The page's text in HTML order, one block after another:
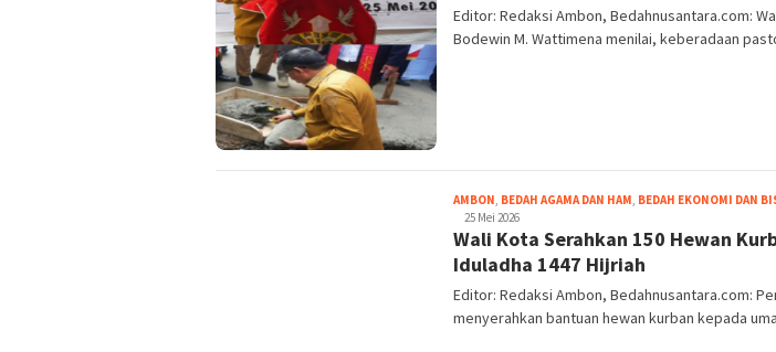
Editor: Redaksi Ambon, Bedahnusantara.com:
Bodewin M. Wattimena menilai, keberadaan
AMBON, BEDAH AGAMA DAN HAM, BEDAH EKONOMI DAN
25 Mei 2026
Wali Kota Serahkan 150 Hewan
Iduladha 1447 Hijriah
Editor: Redaksi Ambon, Bedahnusantara.com:
menyerahkan bantuan hewan kurban kepada